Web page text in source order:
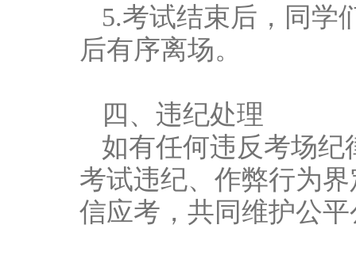
5.考试结束后，同学
后有序离场。
四、违纪处理
如有任何违反考场
考试违纪、作弊行为
信应考，共同维护公